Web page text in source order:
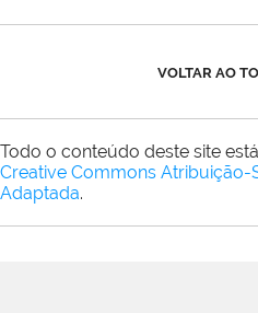
VOLTAR AO
Todo o conteúdo deste site
Creative Commons Atribuição-
Adaptada.